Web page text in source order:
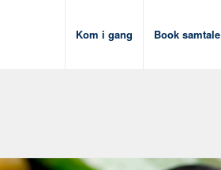
Kom i gang Book samtale